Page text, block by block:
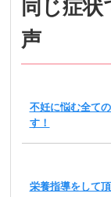
同じ症
声
不妊に悩む全て
す！
栄養指導をして